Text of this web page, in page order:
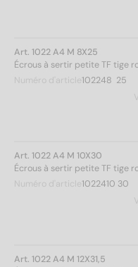
1022 (14)
A4 (7)
Art. 1022 A4 M 8X25
Écrous à sertir petite TF tige
Numéro d'article 102248  25
Art. 1022 A4 M 10X30
Écrous à sertir petite TF tige
Numéro d'article 1022410 30
Art. 1022 A4 M 12X31,5